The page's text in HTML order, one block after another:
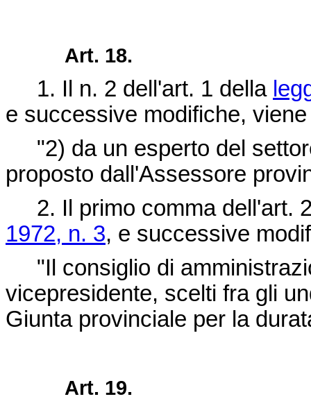
Art. 18.
1. Il n. 2 dell'art. 1 della
e successive modifiche,
"2) da un esperto del
proposto dall'Assessore
2. Il primo comma dell'art.
1972, n. 3, e successive
"Il consiglio di
vicepresidente, scelti fra gli
Giunta provinciale per la
Art. 19.